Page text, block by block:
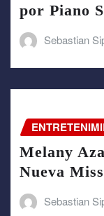
por Piano
Sebastian
Melany
Nueva
Sebastian